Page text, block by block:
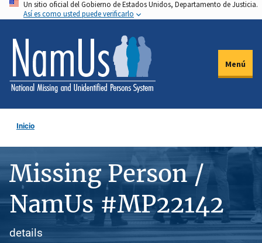
Pasar
al
contenido
principal
Un sitio oficial del Gobierno de Estados Unidos, Departamento de Justicia.
Así es como usted puede verificarlo
Menú
Inicio
Missing Person /
NamUs #MP22142
details